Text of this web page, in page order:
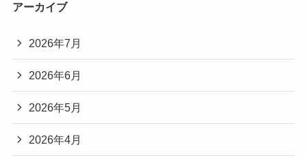
アーカイブ
2026年7月
2026年6月
2026年5月
2026年4月